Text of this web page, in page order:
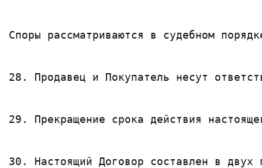
Споры рассматриваются в судебном
28. Продавец и Покупатель несут
29. Прекращение срока действия
30. Настоящий Договор составлен в